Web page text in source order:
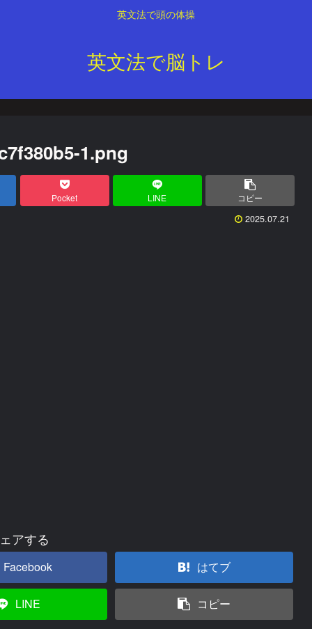
英文法で頭の体操
英文法で脳トレ
1.png
Pocket LINE コピー
2025.07.21
アする
Facebook はてブ
LINE コピー